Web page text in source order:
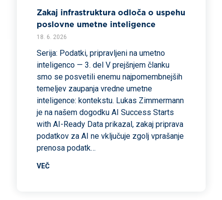
Zakaj infrastruktura odloča o uspehu
poslovne umetne inteligence
18. 6. 2026
Serija: Podatki, pripravljeni na umetno
inteligenco — 3. del V prejšnjem članku
smo se posvetili enemu najpomembnejših
temeljev zaupanja vredne umetne
inteligence: kontekstu. Lukas Zimmermann
je na našem dogodku AI Success Starts
with AI-Ready Data prikazal, zakaj priprava
podatkov za AI ne vključuje zgolj vprašanje
prenosa podatk…
VEČ